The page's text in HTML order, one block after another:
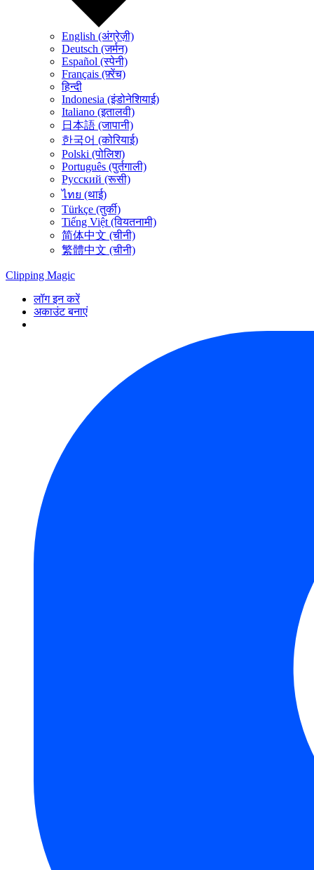
English (अंग्रेज़ी)
Deutsch (जर्मन)
Español (स्पेनी)
Français (फ़्रेंच)
हिन्दी
Indonesia (इंडोनेशियाई)
Italiano (इतालवी)
日本語 (जापानी)
한국어 (कोरियाई)
Polski (पोलिश)
Português (पुर्तगाली)
Русский (रूसी)
ไทย (थाई)
Türkçe (तुर्की)
Tiếng Việt (वियतनामी)
简体中文 (चीनी)
繁體中文 (चीनी)
Clipping Magic
लॉग इन करें
अकाउंट बनाएं